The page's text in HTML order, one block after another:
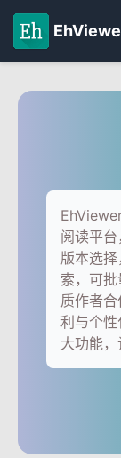
阅读平
版本选
索，可
质作者
利与个
大功能，